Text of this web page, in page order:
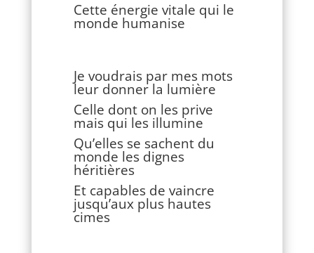
Cette énergie vitale qui le
monde humanise
Je voudrais par mes mots
leur donner la lumière
Celle dont on les prive
mais qui les illumine
Qu’elles se sachent du
monde les dignes
héritières
Et capables de vaincre
jusqu’aux plus hautes
cimes